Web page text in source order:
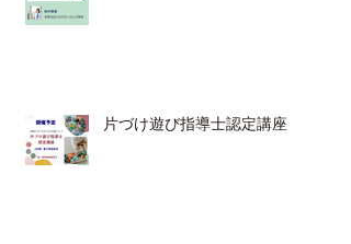
片づけ遊び指導士認定講座